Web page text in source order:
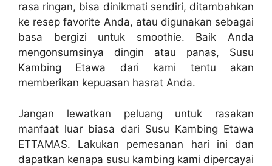
rasa ringan, bisa dinikmati sendiri, ditambahkan
ke resep favorite Anda, atau digunakan sebagai
basa bergizi untuk smoothie. Baik Anda
mengonsumsinya dingin atau panas, Susu
Kambing Etawa dari kami tentu akan
memberikan kepuasan hasrat Anda.
Jangan lewatkan peluang untuk rasakan
manfaat luar biasa dari Susu Kambing Etawa
ETTAMAS. Lakukan pemesanan hari ini dan
dapatkan kenapa susu kambing kami dipercayai